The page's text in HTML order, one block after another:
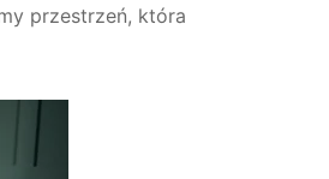
przestrzeń, która